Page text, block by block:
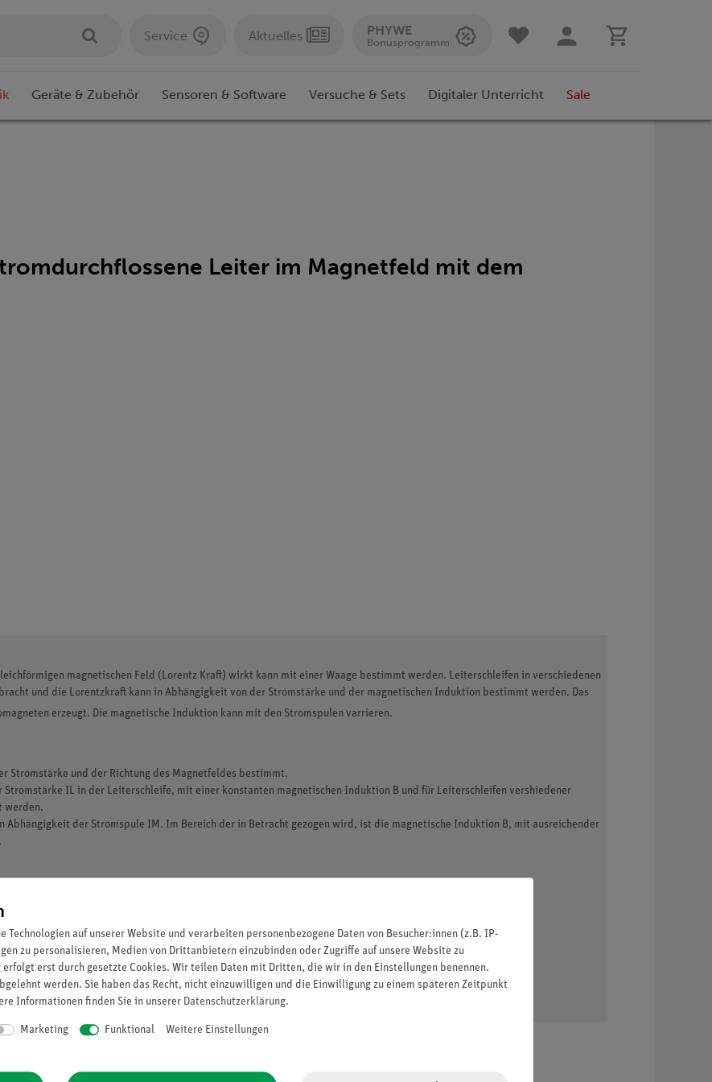
Service Aktuelles PHYWE
Bonusprogramm
Geräte & Zubehör Sensoren & Software Versuche & Sets Digitaler Unterricht Sale
Leiter im Magnetfeld mit dem
magnetischen Feld (Lorentz Kraft) wirkt kann mit einer Waage bestimmt werden. Leiterschleifen in verschiedenen
und die Lorentzkraft kann in Abhängigkeit von der Stromstärke und der magnetischen Induktion bestimmt werden. Das
erzeugt. Die magnetische Induktion kann mit den Stromspulen varrieren.
Stromstärke und der Richtung des Magnetfeldes bestimmt.
Stromstärke IL in der Leiterschleife, mit einer konstanten magnetischen Induktion B und für Leiterschleifen vershiedener
werden.
Abhängigkeit der Stromspule IM. Im Bereich der in Betracht gezogen wird, ist die magnetische Induktion B, mit ausreichender
Sprache erhältlich)
Technologien auf unserer Website und verarbeiten personenbezogene Daten von Besucher:innen (z.B. IP-
zu personalisieren, Medien von Drittanbietern einzubinden oder Zugriffe auf unsere Website zu
erst durch gesetzte Cookies. Wir teilen Daten mit Dritten, die wir in den Einstellungen benennen.
werden. Sie haben das Recht, nicht einzuwilligen und die Einwilligung zu einem späteren Zeitpunkt
Informationen finden Sie in unserer Daten­schutz­erklärung.
Marketing Funktional Weitere Einstellungen